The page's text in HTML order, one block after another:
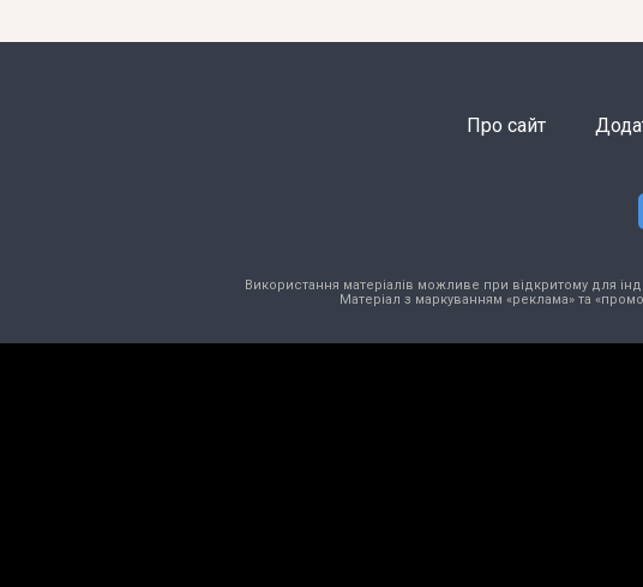
Про сайт
Використання матеріалів можливе при відкритому для
Матеріал з маркуванням «реклама» та